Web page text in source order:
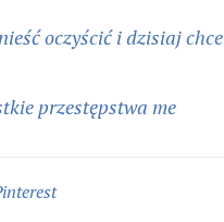
oczyścić i dzisiaj chce
przestępstwa me